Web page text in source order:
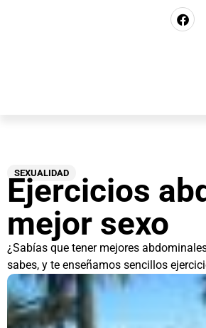
SEXUALIDAD
Ejercicios
mejor sexo
¿Sabías que tener mejores
sabes, y te enseñamos sencillos